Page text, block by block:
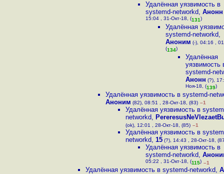
Удалённая уязвимость в
systemd-networkd, Анонн
15:04 , 31-Окт-18, (131)
Удалённая
systemd-networkd,
Аноним (-), 04:16 ,
(134)
Удалённая
уязвимость
systemd-
Анонн (?),
Ноя-18, (139)
Удалённая уязвимость в systemd-
Аноним (82), 08:51 , 28-Окт-18, (83) –1
Удалённая уязвимость в
networkd,
(ok), 12:01 , 28-Окт-18, (85) –1
Удалённая уязвимость в
networkd, 15 (?), 14:43 , 28-Окт-18,
Удалённая уязвимость в
systemd-networkd,
05:22 , 31-Окт-18, (115) –1
Удалённая уязвимость в systemd-networkd,